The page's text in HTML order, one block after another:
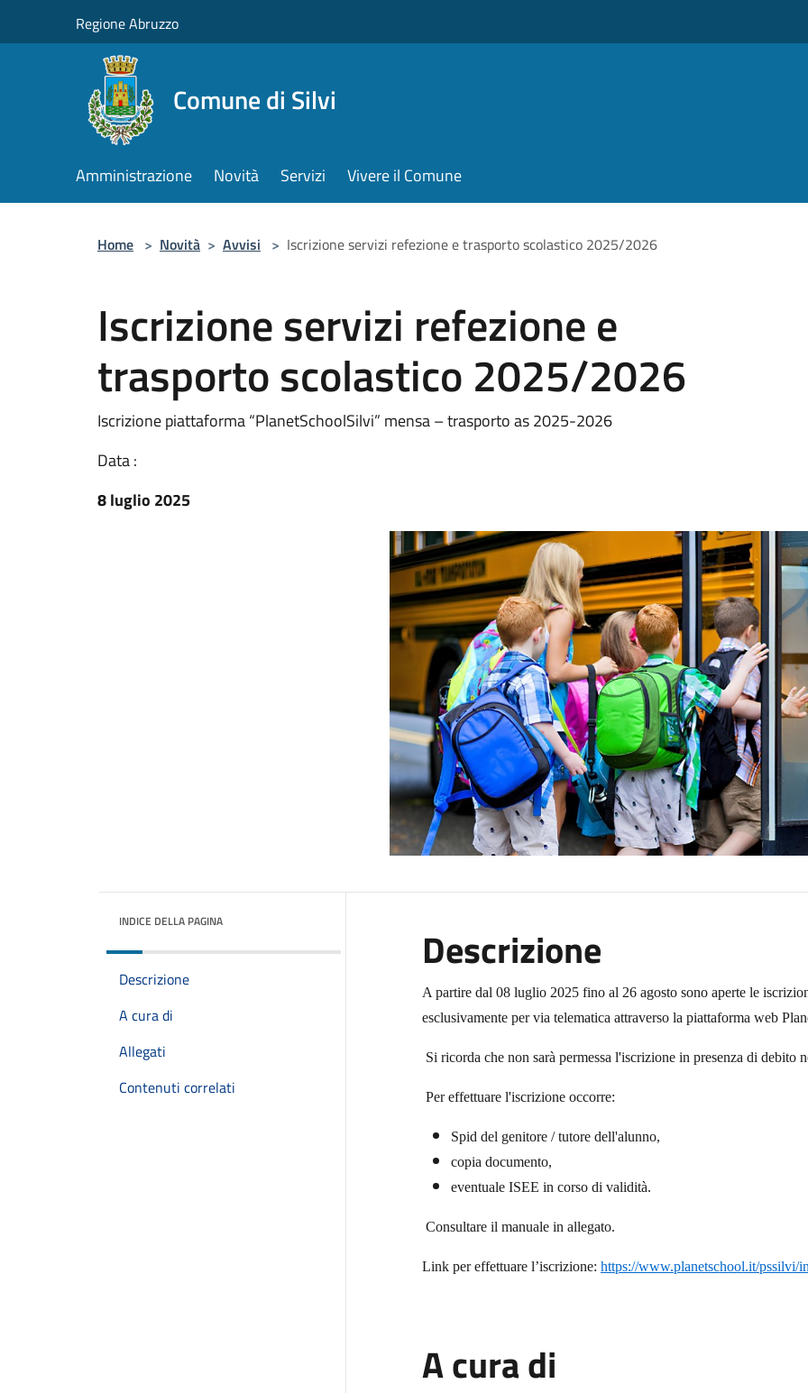
Regione Abruzzo
Comune di Silvi
Amministrazione Novità Servizi Vivere il Comune
Home > Novità > Avvisi > Iscrizione servizi refezione e trasporto scolastico 2025/2026
Iscrizione servizi refezione e
trasporto scolastico 2025/2026
Iscrizione piattaforma “PlanetSchoolSilvi” mensa – trasporto as 2025-2026
Data :
8 luglio 2025
INDICE DELLA PAGINA
Descrizione
A cura di
Allegati
Contenuti correlati
Descrizione
A partire dal 08 luglio 2025 fino al 26 agosto sono aperte le
esclusivamente per via telematica attraverso la piattaforma web
Si ricorda che non sarà permessa l'iscrizione in presenza di debito
Per effettuare l'iscrizione occorre:
Spid del genitore / tutore dell'alunno,
copia documento,
eventuale ISEE in corso di validità.
Consultare il manuale in allegato.
Link per effettuare l’iscrizione: https://www.planetschool.it/pssilvi/
A cura di